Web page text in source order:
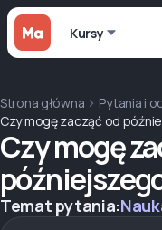
Kursy
Strona główna Pytania i
Czy mogę zacząć od
Czy mogę
Temat pytania: